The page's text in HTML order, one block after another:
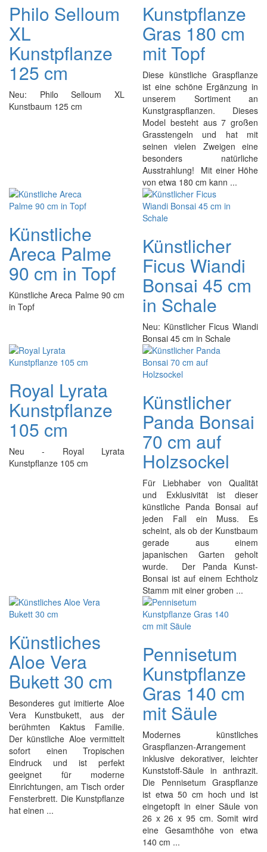
Philo Selloum
XL
Kunstpflanze
125 cm
Neu: Philo Selloum XL
Kunstbaum 125 cm
Kunstpflanze
Gras 180 cm
mit Topf
Diese künstliche Graspflanze
ist eine schöne Ergänzung in
unserem Sortiment an
Kunstgraspflanzen. Dieses
Model besteht aus 7 großen
Grasstengeln und hat mit
seinen vielen Zweigen eine
besonders natürliche
Ausstrahlung! Mit einer Höhe
von etwa 180 cm kann ...
Künstliche
Areca Palme
90 cm in Topf
Künstliche Areca Palme 90 cm
in Topf
Künstlicher
Ficus Wiandi
Bonsai 45 cm
in Schale
Neu: Künstlicher Ficus Wiandi
Bonsai 45 cm in Schale
Royal Lyrata
Kunstpflanze
105 cm
Neu - Royal Lyrata
Kunstpflanze 105 cm
Künstlicher
Panda Bonsai
70 cm auf
Holzsockel
Für Liebhaber von Qualität
und Exklusivität ist dieser
künstliche Panda Bonsai auf
jeden Fall ein Muss. Es
scheint, als ob der Kunstbaum
gerade aus einem
japanischen Garten geholt
wurde. Der Panda Kunst-
Bonsai ist auf einem Echtholz
Stamm mit einer groben ...
Künstliches
Aloe Vera
Bukett 30 cm
Besonderes gut imitierte Aloe
Vera Kunstbukett, aus der
berühmten Kaktus Familie.
Der künstliche Aloe vermittelt
sofort einen Tropischen
Eindruck und ist perfekt
geeignet für moderne
Einrichtungen, am Tisch order
Fensterbrett. Die Kunstpflanze
hat einen ...
Pennisetum
Kunstpflanze
Gras 140 cm
mit Säule
Modernes künstliches
Graspflanzen-Arrangement
inklusive dekorativer, leichter
Kunststoff-Säule in anthrazit.
Die Pennisetum Graspflanze
ist etwa 50 cm hoch und ist
eingetopft in einer Säule von
26 x 26 x 95 cm. Somit wird
eine Gesamthöhe von etwa
140 cm ...